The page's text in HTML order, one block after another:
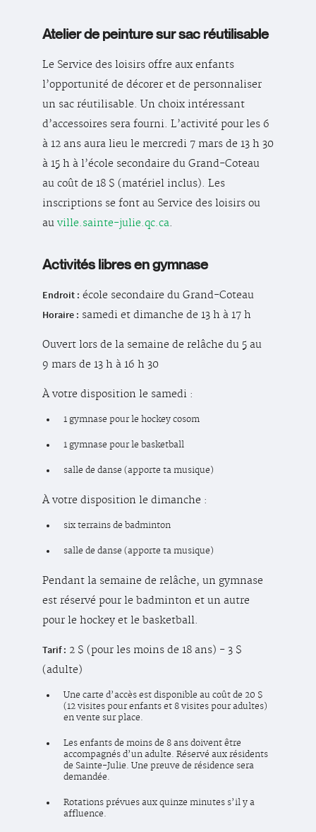
Atelier de peinture sur sac réutilisable
Le Service des loisirs offre aux enfants
l’opportunité de décorer et de personnaliser
un sac réutilisable. Un choix intéressant
d’accessoires sera fourni. L’activité pour les 6
à 12 ans aura lieu le mercredi 7 mars de 13 h 30
à 15 h à l’école secondaire du Grand-Coteau
au coût de 18 $ (matériel inclus). Les
inscriptions se font au Service des loisirs ou
au ville.sainte-julie.qc.ca.
Activités libres en gymnase
Endroit : école secondaire du Grand-Coteau
Horaire : samedi et dimanche de 13 h à 17 h
Ouvert lors de la semaine de relâche du 5 au
9 mars de 13 h à 16 h 30
À votre disposition le samedi :
1 gymnase pour le hockey cosom
1 gymnase pour le basketball
salle de danse (apporte ta musique)
À votre disposition le dimanche :
six terrains de badminton
salle de danse (apporte ta musique)
Pendant la semaine de relâche, un gymnase
est réservé pour le badminton et un autre
pour le hockey et le basketball.
Tarif : 2 $ (pour les moins de 18 ans) - 3 $
(adulte)
Une carte d’accès est disponible au coût de 20 $
(12 visites pour enfants et 8 visites pour adultes)
en vente sur place.
Les enfants de moins de 8 ans doivent être
accompagnés d’un adulte. Réservé aux résidents
de Sainte-Julie. Une preuve de résidence sera
demandée.
Rotations prévues aux quinze minutes s’il y a
affluence.